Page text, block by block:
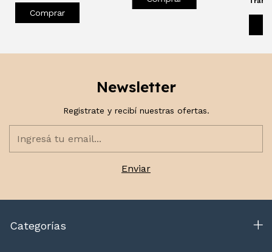
Newsletter
Registrate y recibí nuestras ofertas.
Categorías